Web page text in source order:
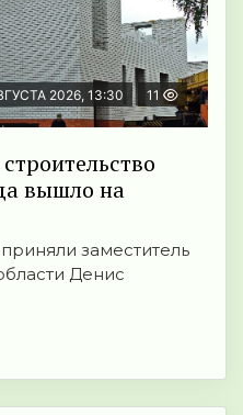
2026, 13:30 11
вышло на
заместитель
Денис